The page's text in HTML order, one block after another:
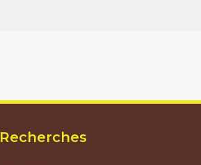
Recherches